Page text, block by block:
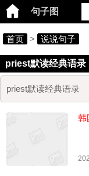
句子图
首页 > 说说句子
priest默读经典语录
priest默读经典语录
韩